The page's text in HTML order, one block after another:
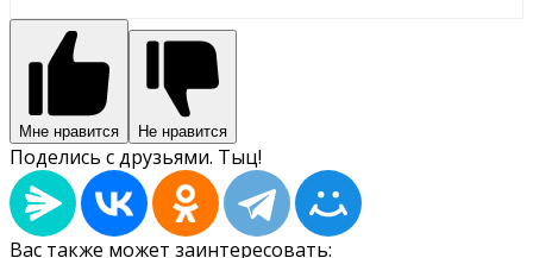
Мне нравится Не нравится
Поделись с друзьями. Тыц!
Вас также может заинтересовать: